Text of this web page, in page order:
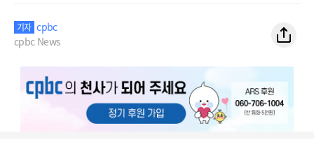
기자 cpbc
cpbc News